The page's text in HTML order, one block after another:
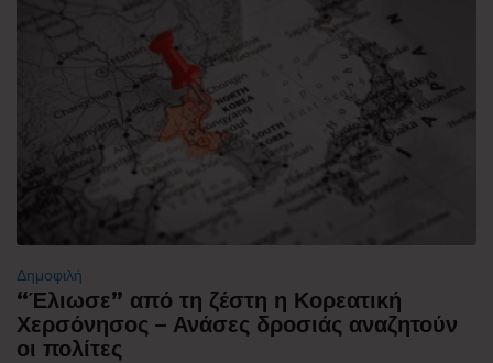
Δημοφιλή
“Έλιωσε” από τη ζέστη η Κορεατική
Χερσόνησος – Ανάσες δροσιάς αναζητούν
οι πολίτες